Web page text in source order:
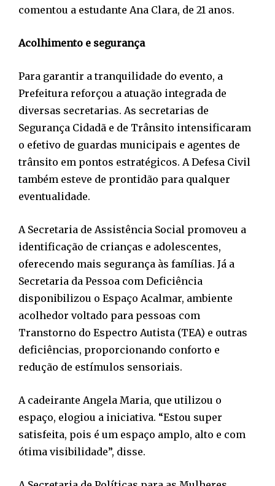
comentou a estudante Ana Clara, de 21 anos.
Acolhimento e segurança
Para garantir a tranquilidade do evento, a
Prefeitura reforçou a atuação integrada de
diversas secretarias. As secretarias de
Segurança Cidadã e de Trânsito intensificaram
o efetivo de guardas municipais e agentes de
trânsito em pontos estratégicos. A Defesa Civil
também esteve de prontidão para qualquer
eventualidade.
A Secretaria de Assistência Social promoveu a
identificação de crianças e adolescentes,
oferecendo mais segurança às famílias. Já a
Secretaria da Pessoa com Deficiência
disponibilizou o Espaço Acalmar, ambiente
acolhedor voltado para pessoas com
Transtorno do Espectro Autista (TEA) e outras
deficiências, proporcionando conforto e
redução de estímulos sensoriais.
A cadeirante Angela Maria, que utilizou o
espaço, elogiou a iniciativa. “Estou super
satisfeita, pois é um espaço amplo, alto e com
ótima visibilidade”, disse.